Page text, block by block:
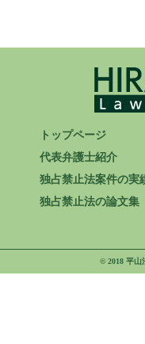
トップページ
代表弁護士紹介
独占禁止法案件の実
独占禁止法の論文集
© 2018 平山